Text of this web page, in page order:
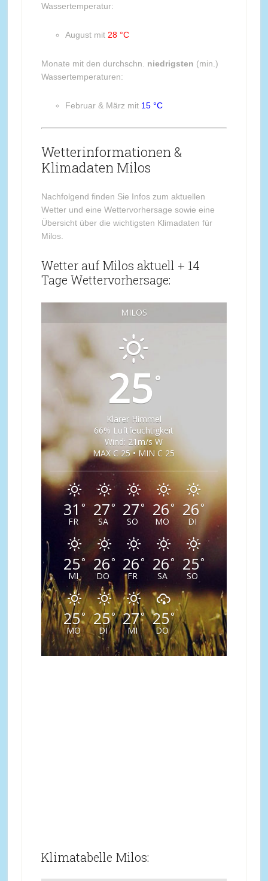
Wassertemperatur:
August mit 28 °C
Monate mit den durchschn. niedrigsten (min.)
Wassertemperaturen:
Februar & März mit 15 °C
Wetterinformationen &
Klimadaten Milos
Nachfolgend finden Sie Infos zum aktuellen
Wetter und eine Wettervorhersage sowie eine
Übersicht über die wichtigsten Klimadaten für
Milos.
Wetter auf Milos aktuell + 14
Tage Wettervorhersage:
MILOS
25 °
Klarer Himmel
66% Luftfeuchtigkeit
Wind: 21m/s W
MAX C 25 • MIN C 25
31 °
FR
27°
SA
27°
SO
26°
MO
26°
DI
25°
MI
26°
DO
26°
FR
26°
SA
25°
SO
25°
MO
25°
DI
27°
MI
25°
DO
Klimatabelle Milos: